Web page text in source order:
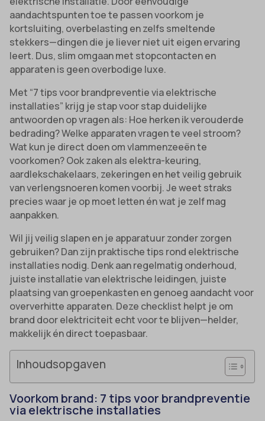
aandachtspunten toe te passen voorkom je
kortsluiting, overbelasting en zelfs smeltende
stekkers—dingen die je liever niet uit eigen ervaring
leert. Dus, slim omgaan met stopcontacten en
apparaten is geen overbodige luxe.
Met “7 tips voor brandpreventie via elektrische
installaties” krijg je stap voor stap duidelijke
antwoorden op vragen als: Hoe herken ik verouderde
bedrading? Welke apparaten vragen te veel stroom?
Wat kun je direct doen om vlammenzeeën te
voorkomen? Ook zaken als elektra-keuring,
aardlekschakelaars, zekeringen en het veilig gebruik
van verlengsnoeren komen voorbij. Je weet straks
precies waar je op moet letten én wat je zelf mag
aanpakken.
Wil jij veilig slapen en je apparatuur zonder zorgen
gebruiken? Dan zijn praktische tips rond elektrische
installaties nodig. Denk aan regelmatig onderhoud,
juiste installatie van elektrische leidingen, juiste
plaatsing van groepenkasten en genoeg aandacht voor
oververhitte apparaten. Deze checklist helpt je om
brand door elektriciteit echt voor te blijven—helder,
makkelijk én direct toepasbaar.
Inhoudsopgaven
Voorkom brand: 7 tips voor brandpreventie
via elektrische installaties